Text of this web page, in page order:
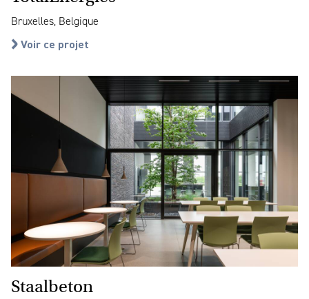
Bruxelles, Belgique
Voir ce projet
Staalbeton